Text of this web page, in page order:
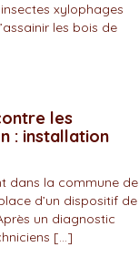
xylophages
les bois de
les
: installation
dans la commune de
d’un dispositif de
un diagnostic
[…]